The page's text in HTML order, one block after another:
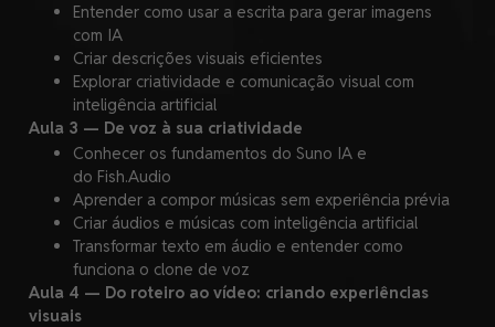
Entender como usar a escrita para gerar imagens
com IA
Criar descrições visuais eficientes
Explorar criatividade e comunicação visual com
inteligência artificial
Aula 3 — De voz à sua criatividade
Conhecer os fundamentos do Suno IA e
do Fish.Audio
Aprender a compor músicas sem experiência prévia
Criar áudios e músicas com inteligência artificial
Transformar texto em áudio e entender como
funciona o clone de voz
Aula 4 — Do roteiro ao vídeo: criando experiências
visuais